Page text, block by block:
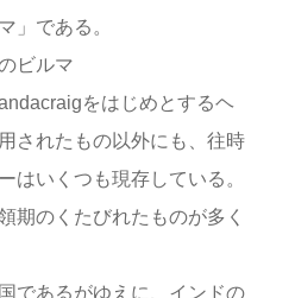
」である。
をはじめとするヘ
されたもの以外にも、往時
はいくつも現存している。
期のくたびれたものが多く
であるがゆえに、インドの